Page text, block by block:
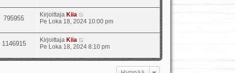
795955 KirjoittajaKiia
Pe Loka 18, 2024 10:00 pm
1146915 KirjoittajaKiia
Pe Loka 18, 2024 8:10 pm